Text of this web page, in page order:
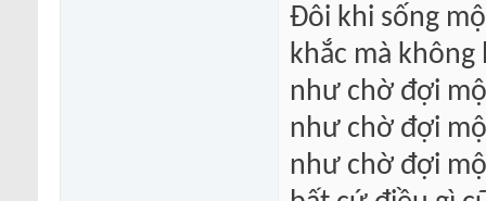
Đôi khi sống
khắc mà
như chờ đợi
như chờ đợi
như chờ đợi